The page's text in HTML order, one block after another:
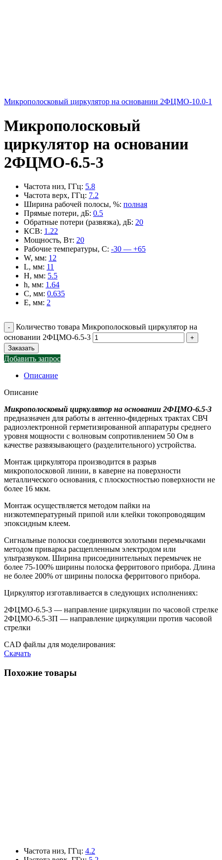
Микрополосковый циркулятор на основании 2ФЦМО-10.0-1
Микрополосковый
циркулятор на основании
2ФЦМО-6.5-3
Частота низ, ГГц: 5.8
Частота верх, ГГц: 7.2
Ширина рабочей полосы, %: полная
Прямые потери, дБ: 0.5
Обратные потери (развязка), дБ: 20
КСВ: 1.22
Мощность, Вт: 20
Рабочие температуры, С: -30 — +65
W, мм: 12
L, мм: 11
H, мм: 5.5
h, мм: 1.64
C, мм: 0.635
E, мм: 2
Количество товара Микрополосковый циркулятор на
основании 2ФЦМО-6.5-3
Заказать
Добавить запрос
Описание
Описание
Микрополосковый циркулятор на основании 2ФЦМО-6.5-3
предназначен для работы в антенно-фидерных трактах СВЧ
радиоэлектронной герметизированной аппаратуры среднего
уровня мощности с волновым сопротивлением 50 Ом в
качестве развязывающего (разделительного) устройства.
Монтаж циркулятора производится в разрыв
микрополосковой линии, в каверне на поверхности
металлического основания, с плоскостностью поверхности не
более 16 мкм.
Монтаж осуществляется методом пайки на
низкотемпературный припой или клейки токопроводящим
эпоксидным клеем.
Сигнальные полоски соединяются золотыми перемычками
методом приварка расщепленным электродом или
ультразвуком. Ширина присоединительных перемычек не
более 75-100% ширины полоска ферритового прибора. Длина
не более 200% от ширины полоска ферритового прибора.
Циркулятор изготавливается в следующих исполнениях:
2ФЦМО-6.5-3 — направление циркуляции по часовой стрелке
2ФЦМО-6.5-3П — направление циркуляции против часовой
стрелки
CAD файлы для моделирования:
Скачать
Похожие товары
Частота низ, ГГц: 4.2